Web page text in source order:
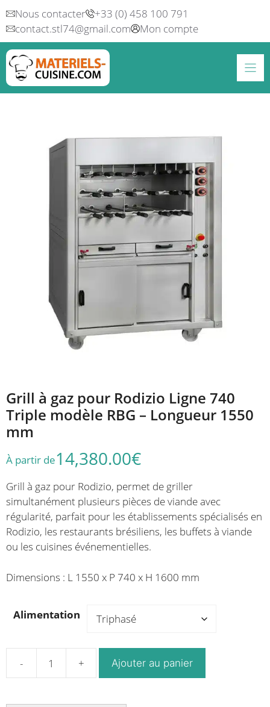
Aller
au
contenu
Nous contacter
+33 (0) 458 100 791
contact.stl74@gmail.com
Mon compte
Grill à gaz pour Rodizio Ligne 740
Triple modèle RBG – Longueur 1550
mm
À partir de14,380.00€
Grill à gaz pour Rodizio, permet de griller
simultanément plusieurs pièces de viande avec
régularité, parfait pour les établissements spécialisés en
Rodizio, les restaurants brésiliens, les buffets à viande
ou les cuisines événementielles.
Dimensions : L 1550 x P 740 x H 1600 mm
Alimentation
quantité
Ajouter au panier